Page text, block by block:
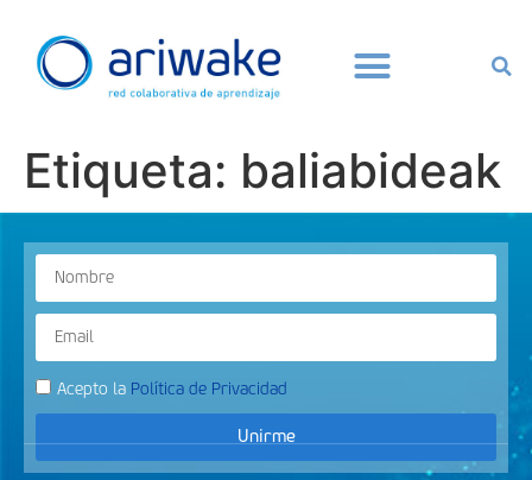
Etiqueta: baliabideak
Acepto la Política de Privacidad
Unirme